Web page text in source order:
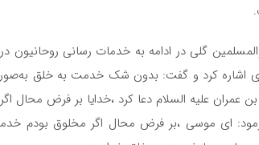
گلی در ادامه به خدمات رسانی
اشاره کرد و گفت: بدون شک خدمت به خلق
علیه السلام دعا کرد ،خدایا بر فرض محال
ای موسی ،بر فرض محال اگر مخلوق بودم